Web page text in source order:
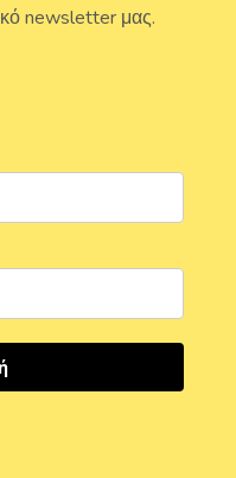
newsletter μας.